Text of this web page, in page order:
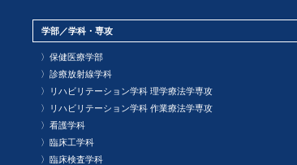
学部／学科・専攻
〉 保健医療学部
〉 診療放射線学科
〉
リハビリテーション学科 理学療法学専攻
〉
リハビリテーション学科 作業療法学専攻
〉 看護学科
〉 臨床工学科
〉 臨床検査学科